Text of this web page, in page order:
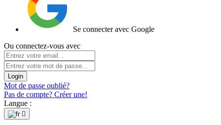
Se connecter avec Google
Ou connectez-vous avec
Login
Mot de passe oublié?
Pas de compte? Créer une!
Langue :
